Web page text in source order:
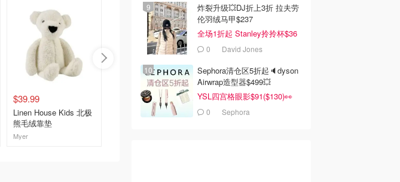
$39.99
Linen House Kids 北极
熊毛绒靠垫
Myer
$15.00
Ikea 中国风抱枕
炸裂升级💥DJ折上3折 拉夫劳
伦羽绒马甲$237
全场1折起 Stanley拎拎杯$36
0 David Jones
Sephora清仓区5折起🔈dyson
Airwrap造型器$499💥
YSL四宫格眼影$91($130)👀
0 Sephora